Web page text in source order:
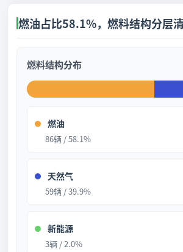
燃油占比58.1%，燃料结构分层
燃料结构分布
燃油
86辆 / 58.1%
天然气
59辆 / 39.9%
新能源
3辆 / 2.0%